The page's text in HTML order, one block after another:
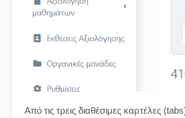
Από τις τρεις διαθέσιμες καρτέλες